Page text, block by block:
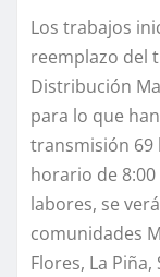
Los trabajos
reemplazo del
Distribución
para lo que
transmisión 69
horario de 8:00
labores, se
comunidades
Flores, La Piña,